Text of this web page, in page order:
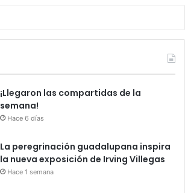
¡Llegaron las compartidas de la
semana!
Hace 6 días
La peregrinación guadalupana inspira
la nueva exposición de Irving Villegas
Hace 1 semana